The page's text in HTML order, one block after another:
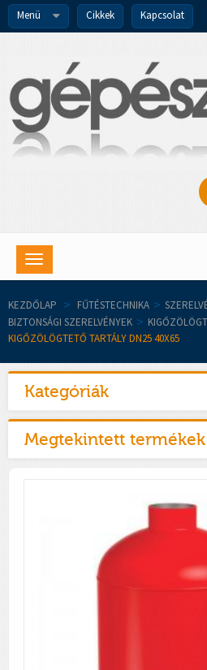
Menü Cikkek Kapcsolat
Toggle
navigation
KEZDŐLAP > FŰTÉSTECHNIKA >
BIZTONSÁGI SZERELVÉNYEK >
KIGŐZÖLÖGTETŐ TARTÁLY DN25 40X65
Kategóriák
Megtekintett termékek